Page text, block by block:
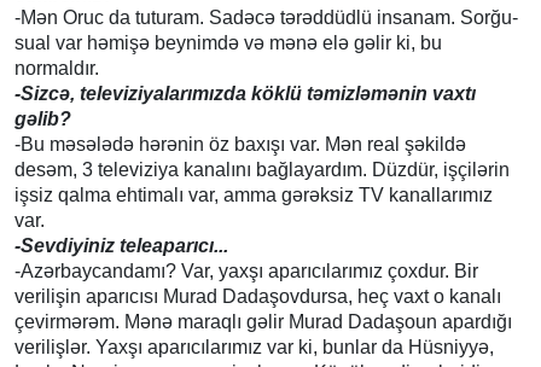
-Mən Oruc da tuturam. Sadəcə tərəddüdlü insanam. Sorğu-
sual var həmişə beynimdə və mənə elə gəlir ki, bu
normaldır.
-Sizcə, televiziyalarımızda köklü təmizləmənin vaxtı
gəlib?
-Bu məsələdə hərənin öz baxışı var. Mən real şəkildə
desəm, 3 televiziya kanalını bağlayardım. Düzdür, işçilərin
işsiz qalma ehtimalı var, amma gərəksiz TV kanallarımız
var.
-Sevdiyiniz teleaparıcı...
-Azərbaycandamı? Var, yaxşı aparıcılarımız çoxdur. Bir
verilişin aparıcısı Murad Dadaşovdursa, heç vaxt o kanalı
çevirmərəm. Mənə maraqlı gəlir Murad Dadaşoun apardığı
verilişlər. Yaxşı aparıcılarımız var ki, bunlar da Hüsniyyə,